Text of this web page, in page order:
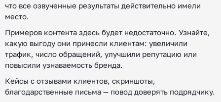
что все озвученные результаты действительно имели
место.
Примеров контента здесь будет недостаточно. Узнайте,
какую выгоду они принесли клиентам: увеличили
трафик, число обращений, улучшили репутацию или
повысили узнаваемость бренда.
Кейсы с отзывами клиентов, скриншоты,
благодарственные письма — повод доверять подрядчику.